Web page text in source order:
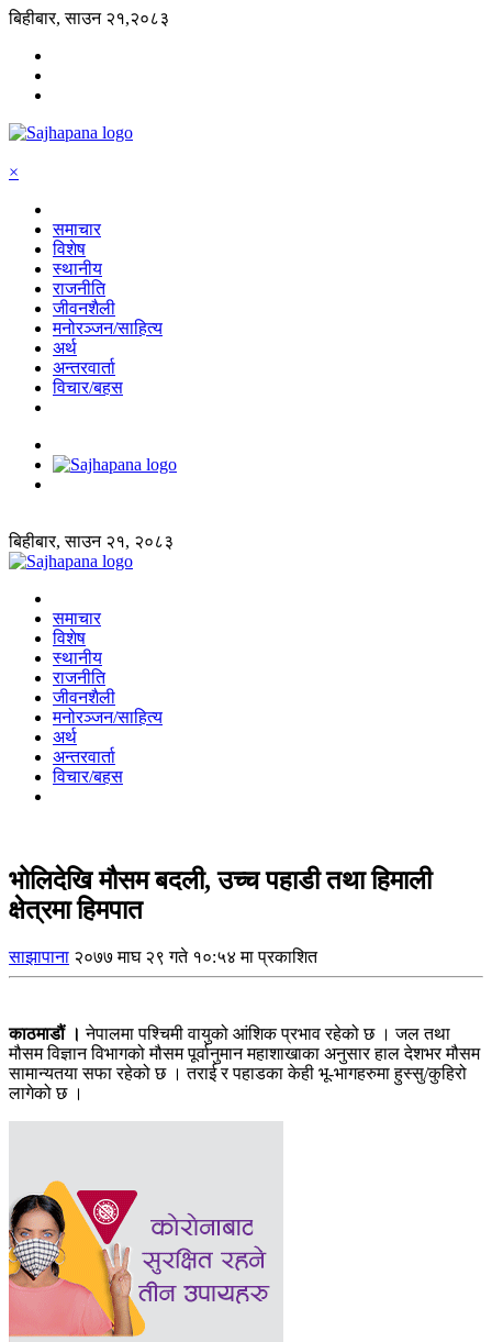
बिहीबार, साउन २१,२०८३
×
समाचार
विशेष
स्थानीय
राजनीति
जीवनशैली
मनोरञ्जन/साहित्य
अर्थ
अन्तरवार्ता
विचार/बहस
बिहीबार, साउन २१, २०८३
समाचार
विशेष
स्थानीय
राजनीति
जीवनशैली
मनोरञ्जन/साहित्य
अर्थ
अन्तरवार्ता
विचार/बहस
भोलिदेखि मौसम बदली, उच्च पहाडी तथा हिमाली
क्षेत्रमा हिमपात
साझापाना २०७७ माघ २९ गते १०:५४ मा प्रकाशित
काठमाडौं । नेपालमा पश्चिमी वायुको आंशिक प्रभाव रहेको छ । जल तथा
मौसम विज्ञान विभागको मौसम पूर्वानुमान महाशाखाका अनुसार हाल देशभर मौसम
सामान्यतया सफा रहेको छ । तराई र पहाडका केही भू-भागहरुमा हुस्सु/कुहिरो
लागेको छ ।